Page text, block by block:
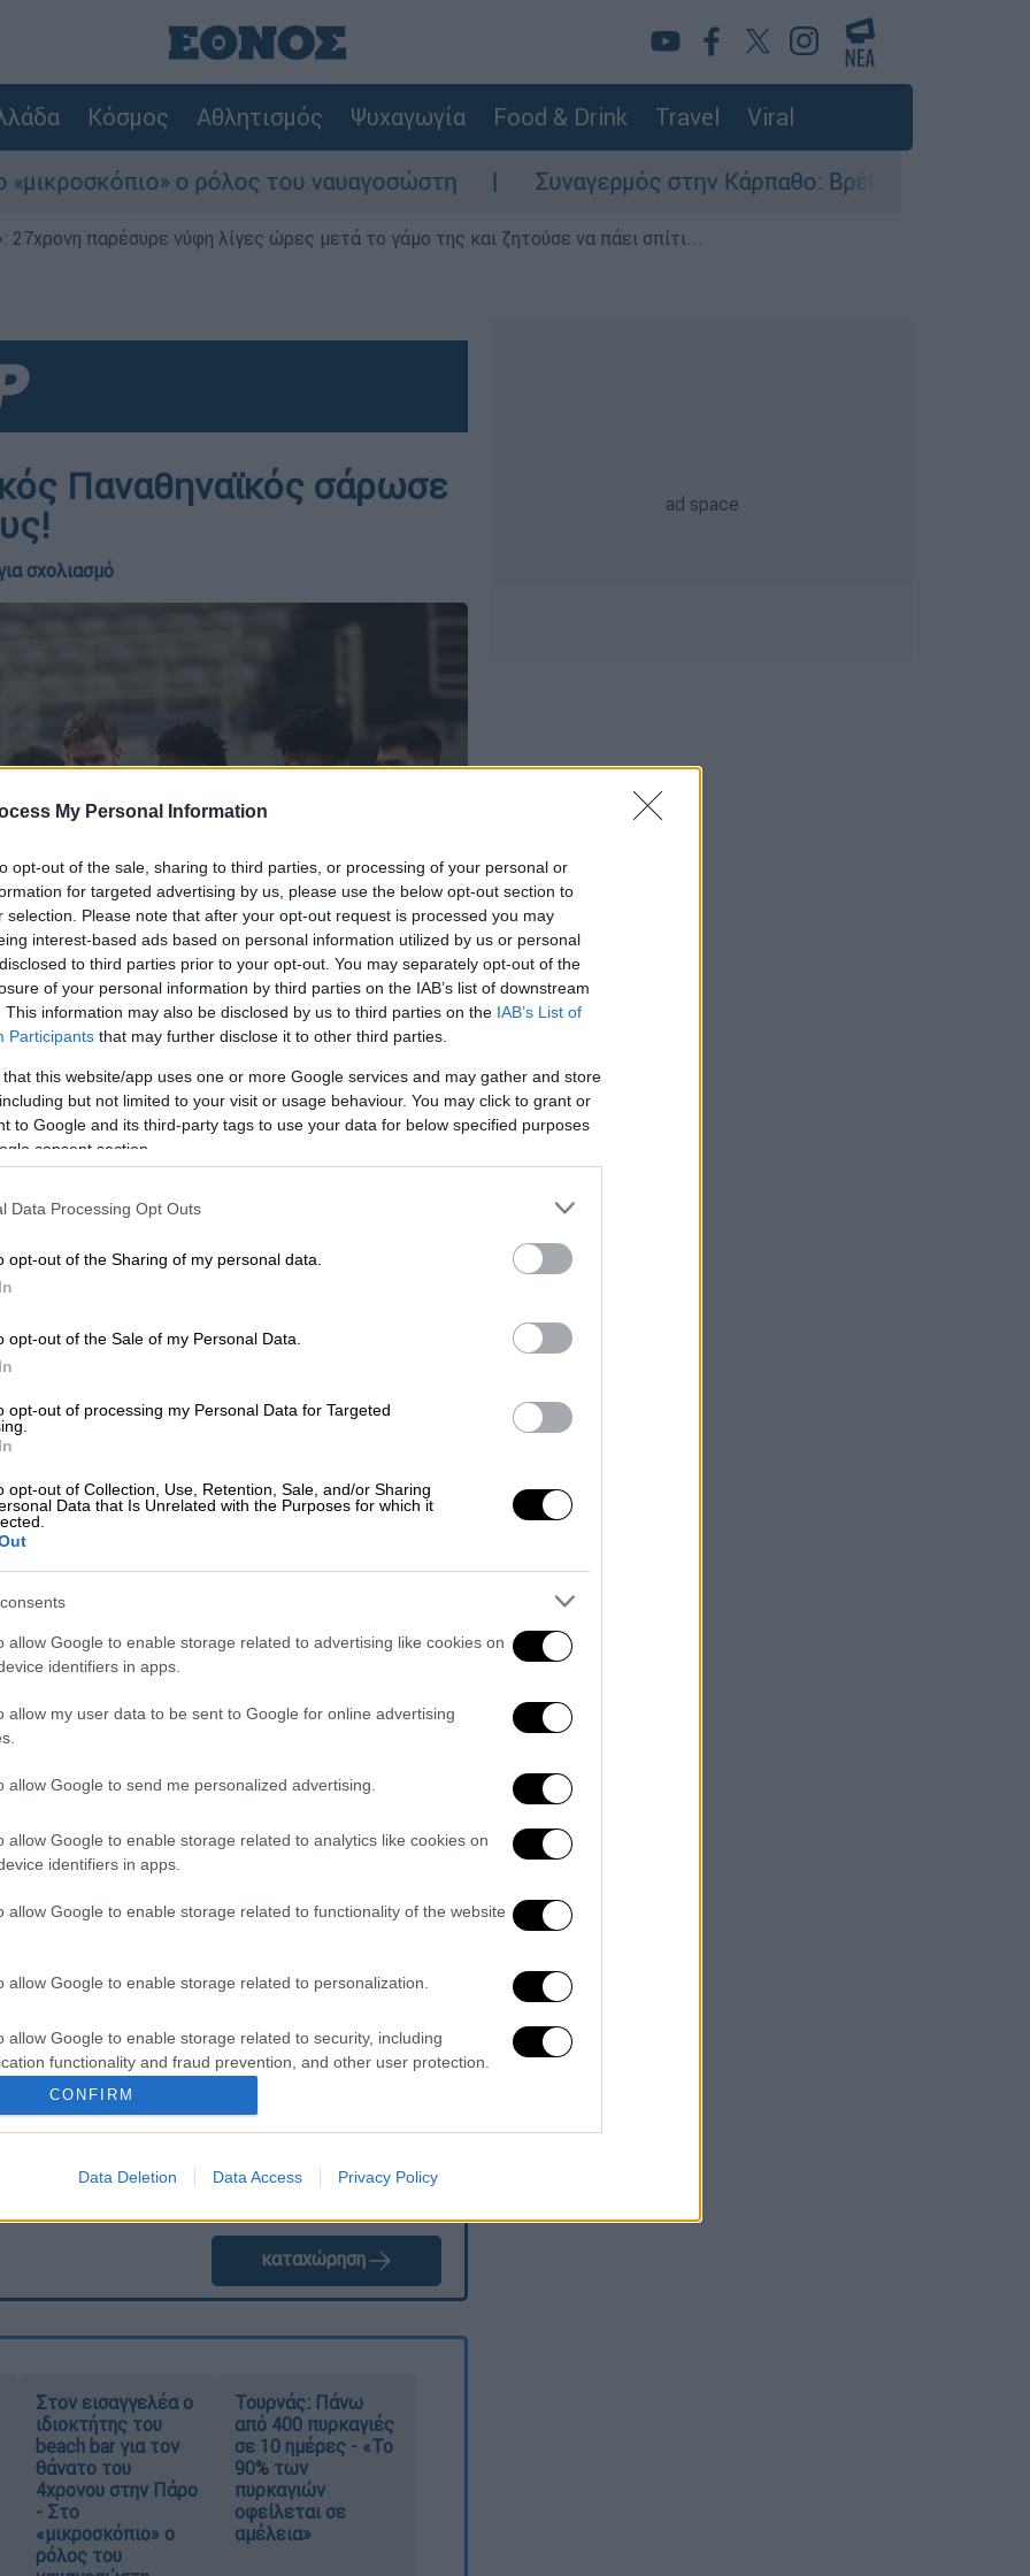
My Personal Information
opt-out of the sale, sharing to third parties, or processing of your personal or
for targeted advertising by us, please use the below opt-out section to
selection. Please note that after your opt-out request is processed you may
interest-based ads based on personal information utilized by us or personal
to third parties prior to your opt-out. You may separately opt-out of the
of your personal information by third parties on the IAB’s list of downstream
This information may also be disclosed by us to third parties on the IAB’s List of
Participants that may further disclose it to other third parties.
that this website/app uses one or more Google services and may gather and store
but not limited to your visit or usage behaviour. You may click to grant or
to Google and its third-party tags to use your data for below specified purposes
consent section.
Data Processing Opt Outs
opt-out of the Sharing of my personal data.
opt-out of the Sale of my Personal Data.
opt-out of processing my Personal Data for Targeted
opt-out of Collection, Use, Retention, Sale, and/or Sharing
Data that Is Unrelated with the Purposes for which it
allow Google to enable storage related to advertising like cookies on
identifiers in apps.
allow my user data to be sent to Google for online advertising
allow Google to send me personalized advertising.
allow Google to enable storage related to analytics like cookies on
identifiers in apps.
allow Google to enable storage related to functionality of the website
allow Google to enable storage related to personalization.
allow Google to enable storage related to security, including
functionality and fraud prevention, and other user protection.
CONFIRM
Data Deletion Data Access Privacy Policy
Κόσμος Αθλητισμός Ψυχαγωγία Food & Drink Travel Viral
ο ρόλος του ναυαγοσώστη Συναγερμός στην Κάρπαθο: Βρέθηκαν παλιά
παρέσυρε νύφη λίγες ώρες μετά το γάμο της και ζητούσε να πάει σπίτι...
Παναθηναϊκός σάρωσε
σχολιασμό
πραγματοποίησε μια ωραία εμφάνιση
ρεκόρ παραγωγής πόντων (111-75), αλλά
Κώστα
για τον Παναθηναϊκό με τους
στόχους τους. Η ομάδα του Εργκίν
στιγμής στο πρωτάθλημα, Λαυρίου με
είχε την ευκαιρία να
και ευκαιρίες.
αριθμό πόντων. Από 15 είχαν
ο Γκριγκόνις, 13 ο Γκάι και 10 ο
πρώτος σκόρερ ήταν ο ΝτεΤζούλιους
Μπαλτσερόφσκι 7, Γκραντ 10 (1),
9, Βιλντόζα 9 (3), Μωραΐτης,
Μήτογλου 4, Μαντζούκας 10 (2).
Ντε Τζούλιους 24 (3), Γκρόμοβς 3,
2, Ζάρας 3 (1), Δεϊμέζης, Σπρίντζιος,
ΕΘΝΟΣ θα παρεμβαίνει και τα προσβλητικά σχόλια θα
καταχώρηση
Στον εισαγγελέα ο
ιδιοκτήτης του
beach bar για τον
θάνατο του
4χρονου στην Πάρο
- Στο
«μικροσκόπιο» ο
ρόλος του
Τουρνάς: Πάνω
από 400 πυρκαγιές
σε 10 ημέρες - «Το
90% των
πυρκαγιών
οφείλεται σε
αμέλεια»